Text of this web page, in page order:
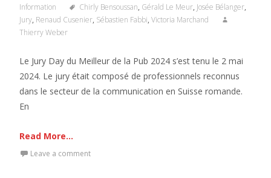
Information
Chirly Bensoussan, Gérald Le Meur, Josée Bélanger,
Jury, Renaud Cusenier, Sébastien Fabbi, Victoria Marchand
Thierry Weber
Le Jury Day du Meilleur de la Pub 2024 s’est tenu le 2 mai
2024. Le jury était composé de professionnels reconnus
dans le secteur de la communication en Suisse romande.
En
Read More...
Leave a comment